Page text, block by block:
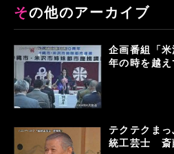
その他のアーカイブ
企画番組「
年の時を越
テクテクま
統工芸士 斎